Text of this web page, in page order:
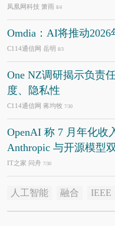
凤凰网科技 箫雨 8/4
Omdia：AI将推动
C114通信网 岳明 8/3
One NZ调研揭示负责
度、隐私性
C114通信网 蒋均牧 7/30
OpenAI 称 7 月年化收
Anthropic 与开源模型
IT之家 问舟 7/30
人工智能 融合 IEEE